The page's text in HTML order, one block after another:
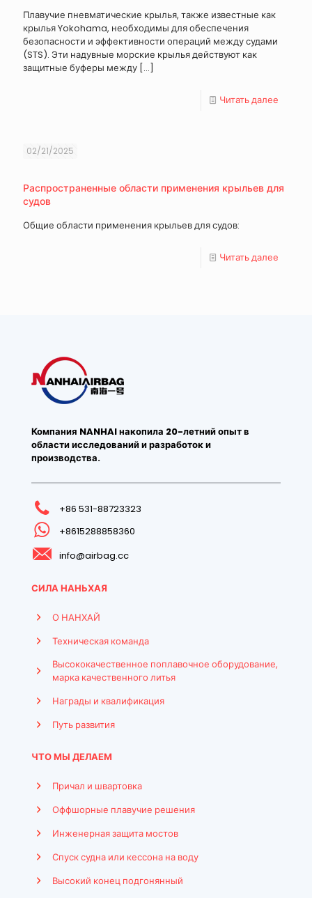
Плавучие пневматические крылья, также известные как
крылья Yokohama, необходимы для обеспечения
безопасности и эффективности операций между судами
(STS). Эти надувные морские крылья действуют как
защитные буферы между […]
Читать далее
02/21/2025
Распространенные области применения крыльев для
судов
Общие области применения крыльев для судов:
Читать далее
Компания NANHAI накопила 20-летний опыт в
области исследований и разработок и
производства.
+86 531-88723323
+8615288858360
info@airbag.cc
СИЛА НАНЬХАЯ
О НАНХАЙ
Техническая команда
Высококачественное поплавочное оборудование,
марка качественного литья
Награды и квалификация
Путь развития
ЧТО МЫ ДЕЛАЕМ
Причал и швартовка
Оффшорные плавучие решения
Инженерная защита мостов
Спуск судна или кессона на воду
Высокий конец подгонянный